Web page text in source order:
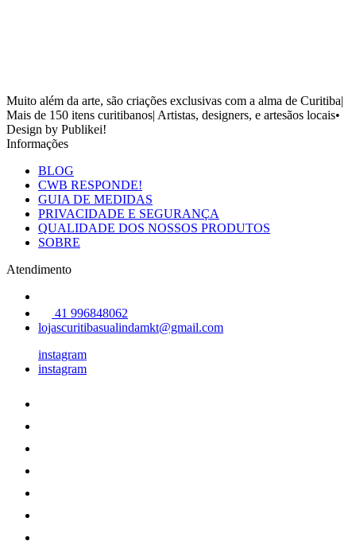
Muito além da arte, são criações exclusivas com a alma de Curitiba|
Mais de 150 itens curitibanos| Artistas, designers, e artesãos locais•
Design by Publikei!
Informações
BLOG
CWB RESPONDE!
GUIA DE MEDIDAS
PRIVACIDADE E SEGURANÇA
QUALIDADE DOS NOSSOS PRODUTOS
SOBRE
Atendimento
41 996848062
lojascuritibasualindamkt@gmail.com
instagram
instagram